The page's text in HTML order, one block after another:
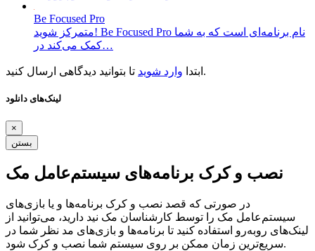
Be Focused Pro
متمرکز شوید! Be Focused Pro نام برنامه‌ای است که به شما
کمک می‌کند در…
ابتدا وارد شوید تا بتوانید دیدگاهی ارسال کنید.
لینک‌های دانلود
×
بستن
نصب و کرک برنامه‌های سیستم‌عامل مک
در صورتی که قصد نصب و کرک برنامه‌ها و یا بازی‌های
سیستم‌عامل مک را توسط کارشناسان مک نید دارید، می‌توانید از
لینک‌های رو‌به‌رو استفاده کنید تا برنامه‌ها و بازی‌های مد نظر شما در
سریع‌ترین زمان ممکن بر روی سیستم شما نصب و کرک شود.